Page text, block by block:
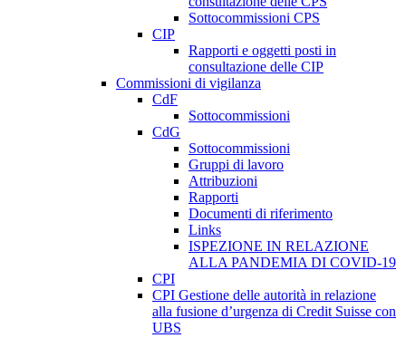
Sottocommissioni CPS
CIP
Rapporti e oggetti posti in
consultazione delle CIP
Commissioni di vigilanza
CdF
Sottocommissioni
CdG
Sottocommissioni
Gruppi di lavoro
Attribuzioni
Rapporti
Documenti di riferimento
Links
ISPEZIONE IN RELAZIONE
ALLA PANDEMIA DI COVID-19
CPI
CPI Gestione delle autorità in relazione
alla fusione d’urgenza di Credit Suisse con
UBS